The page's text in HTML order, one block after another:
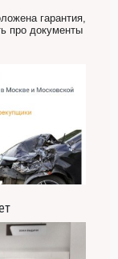
гарантия,
про документы